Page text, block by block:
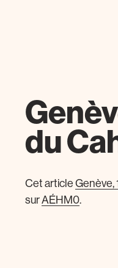
du
Cet article Genève,
surAÉHM0.